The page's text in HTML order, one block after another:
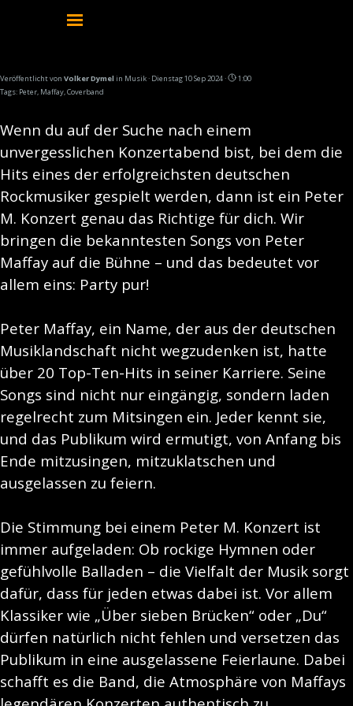
Menü überspringen
Veröffentlicht von Volker Dymel in Musik· Dienstag 10 Sep 2024 ·
1:00
Tags: Peter, Maffay,Coverband
Wenn du auf der Suche nach einem
unvergesslichen Konzertabend bist, bei dem die
Hits eines der erfolgreichsten deutschen
Rockmusiker gespielt werden, dann ist ein Peter
M. Konzert genau das Richtige für dich. Wir
bringen die bekanntesten Songs von Peter
Maffay auf die Bühne – und das bedeutet vor
allem eins: Party pur!
Peter Maffay, ein Name, der aus der deutschen
Musiklandschaft nicht wegzudenken ist, hatte
über 20 Top-Ten-Hits in seiner Karriere. Seine
Songs sind nicht nur eingängig, sondern laden
regelrecht zum Mitsingen ein. Jeder kennt sie,
und das Publikum wird ermutigt, von Anfang bis
Ende mitzusingen, mitzuklatschen und
ausgelassen zu feiern.
Die Stimmung bei einem Peter M. Konzert ist
immer aufgeladen: Ob rockige Hymnen oder
gefühlvolle Balladen – die Vielfalt der Musik sorgt
dafür, dass für jeden etwas dabei ist. Vor allem
Klassiker wie „Über sieben Brücken“ oder „Du“
dürfen natürlich nicht fehlen und versetzen das
Publikum in eine ausgelassene Feierlaune. Dabei
schafft es die Band, die Atmosphäre von Maffays